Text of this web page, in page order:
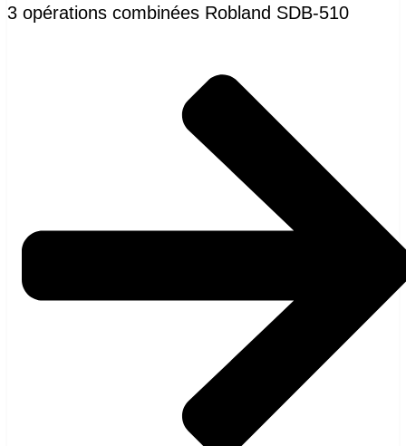
3 opérations combinées Robland SDB-510